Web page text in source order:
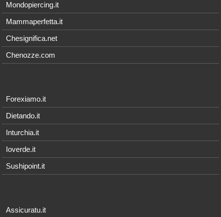
Mondopiercing.it
Mammaperfetta.it
Chesignifica.net
Chenozze.com
Forexiamo.it
Dietando.it
Inturchia.it
Ioverde.it
Sushipoint.it
Assicuratu.it